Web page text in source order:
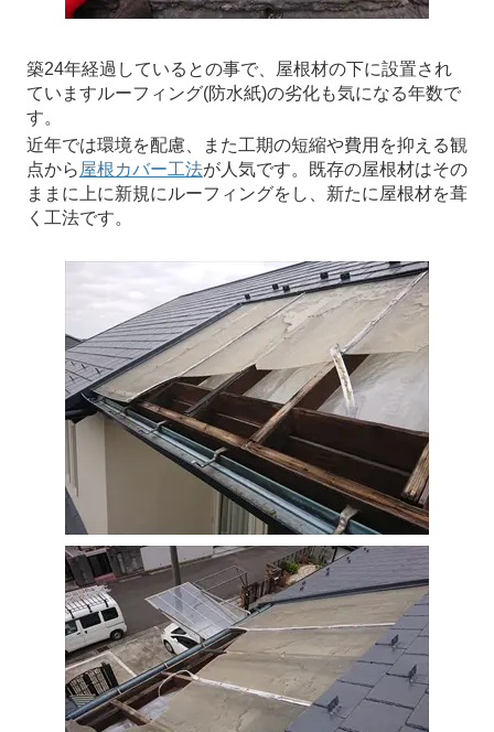
築24年経過しているとの事で、屋根材の下に設置され
ていますルーフィング(防水紙)の劣化も気になる年数で
す。
近年では環境を配慮、また工期の短縮や費用を抑える観
点から 屋根カバー工法が人気です。既存の屋根材はその
ままに上に新規にルーフィングをし、新たに屋根材を葺
く工法です。